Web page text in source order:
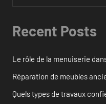
Recent Posts
Le rôle de la menuiserie
Réparation de meubles
Quels types de travaux